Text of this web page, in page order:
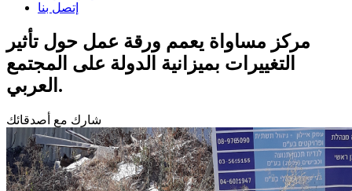
إتصل بنا
مركز مساواة يعمم ورقة عمل حول تأثير
التغييرات بميزانية الدولة على المجتمع
العربي.
شارك مع أصدقائك